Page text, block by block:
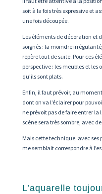
soit à la fois très expressive et
une fois découpée.
Les éléments de décoration et
soignés : la moindre
repère tout de suite. Pour ces
perspective : les meubles et
qu’ils sont plats.
Enfin, il faut prévoir, au
dont on va l’éclairer pour
ne prévoit pas de faire entrer
scène sera très sombre, avec
Mais cette technique, avec ses
me semblait correspondre à
L’aquarelle